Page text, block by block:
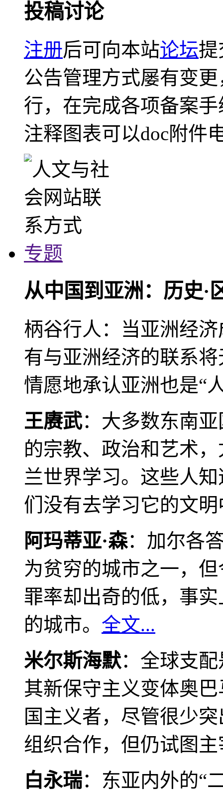
投稿讨论
注册后可向本站论坛提
公告管理方式屡有变
行，在完成各项备案
注释图表可以doc附件
专题
从中国到亚洲：历史·
柄谷行人：当亚洲经
有与亚洲经济的联系
情愿地承认亚洲也是“
王赓武：大多数东南
的宗教、政治和艺术
兰世界学习。这些人
们没有去学习它的文
阿玛蒂亚·森：加尔各
为贫穷的城市之一，
罪率却出奇的低，事
的城市。 全文...
米尔斯海默：全球支
其新保守主义变体奥
国主义者，尽管很少
组织合作，但仍试图
白永瑞：东亚内外的“